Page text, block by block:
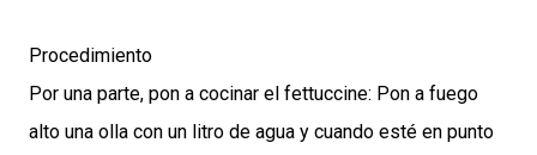
Procedimiento
Por una parte, pon a cocinar el fettuccine: Pon a fuego
alto una olla con un litro de agua y cuando esté en punto